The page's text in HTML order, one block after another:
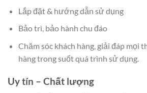
Lắp đặt & hướng dẫn sử dụng
Bảo trì, bảo hành chu đáo
Chăm sóc khách hàng, giải đáp mọi
hàng trong suốt quá trình sử dụng.
Uy tín – Chất lượng